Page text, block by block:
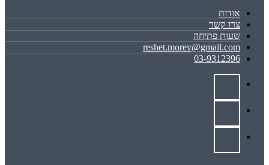
אודות
צרו קשר
שעות פתיחה
reshet.morev@gmail.com
03-9312396